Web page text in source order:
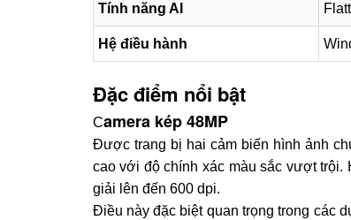
Tính năng AI
Hệ điều hành
Đặc điểm nổi bật
Camera kép 48MP
Được trang bị hai cảm biến hình ảnh
cao với độ chính xác màu sắc vượt trội.
giải lên đến 600 dpi.
Điều này đặc biệt quan trọng trong các